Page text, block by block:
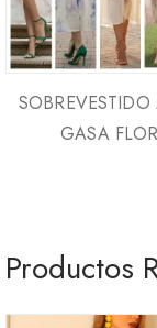
GASA
Productos